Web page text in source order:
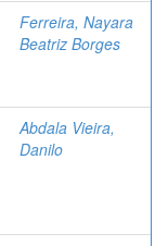
Ferreira, Nayara
Beatriz Borges
Abdala Vieira,
Danilo